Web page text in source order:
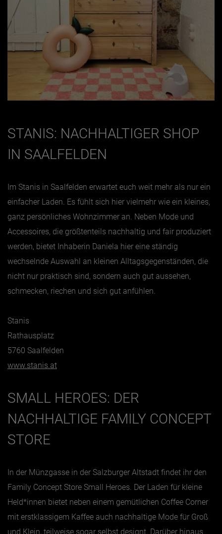
STANIS: NACHHALTIGER SHOP
IN SAALFELDEN
Im Stanis in Saalfelden erwartet euch weit mehr als nur ein
einfacher Laden. Es fühlt sich hier vielmehr wie ein kleines,
ganz persönliches Wohnzimmer an. Neben Mode und
Accessoires, die größtenteils nachhaltig und fair produziert
werden, bietet Inhaberin Daniela hier eine ständig
wechselnde Auswahl an kleinen Alltagsgegenständen, die
nicht nur praktisch sind, sondern auch gut aussehen,
schmecken, riechen und sich gut anfühlen.
Stanis
Rathausplatz
5760 Saalfelden
www.stanis.at
SMALL HEROES: DER
NACHHALTIGE FAMILY CONCEPT
STORE
In der Münzgasse in der Salzburger Altstadt findet ihr den
Family Concept Store Small Heroes. Der Laden für kleine
Held*innen bietet neben einem gemütlichen Coffee Corner
mit erstklassigem Kaffee auch nachhaltige Mode für Groß
und Klein, teilweise sogar selbst designt. Darüber hinaus